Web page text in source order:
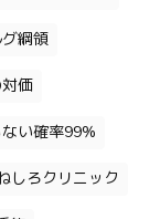
綱領
価
い確率99%
しろクリニック